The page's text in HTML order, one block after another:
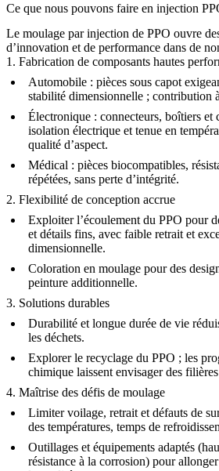
Ce que nous pouvons faire en injection
Le moulage par injection de PPO ouvre
d’innovation et de performance dans de
1. Fabrication de composants hautes
Automobile : pièces sous capot
stabilité dimensionnelle ; contribution
Électronique : connecteurs, boîtiers et
isolation électrique et tenue en
qualité d’aspect.
Médical : pièces biocompatibles,
répétées, sans perte d’intégrité.
2. Flexibilité de conception accrue
Exploiter l’écoulement du PPO pour
et détails fins, avec faible retrait et
dimensionnelle.
Coloration en moulage pour des
peinture additionnelle.
3. Solutions durables
Durabilité et longue durée de vie
les déchets.
Explorer le recyclage du PPO ; les
chimique laissent envisager des
4. Maîtrise des défis de moulage
Limiter voilage, retrait et défauts de
des températures, temps de
Outillages et équipements adaptés
résistance à la corrosion) pour